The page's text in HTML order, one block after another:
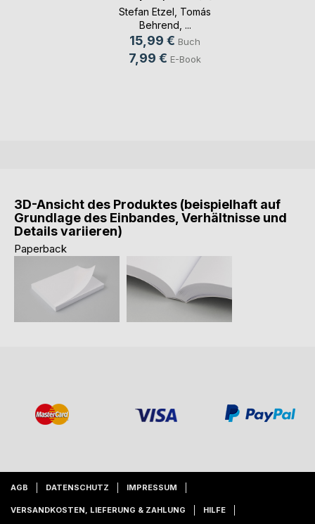
Stefan Etzel Tomás
Behrend , ...
15,99 € Buch
7,99 € E-Book
3D-Ansicht des Produktes (beispielhaft auf
Grundlage des Einbandes, Verhältnisse und
Details variieren)
Paperback
AGB DATENSCHUTZ IMPRESSUM
VERSANDKOSTEN, LIEFERUNG & ZAHLUNG HILFE